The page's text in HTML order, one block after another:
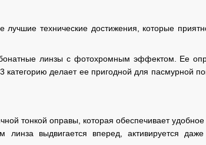
технические достижения, которые
линзы с фотохромным эффектом. Ее
делает ее пригодной для пасмурной
тонкой оправы, которая обеспечивает
выдвигается вперед, активируется